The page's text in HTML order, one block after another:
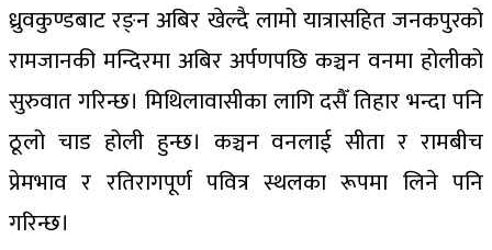
ध्रुवकुण्डबाट रङ्न अबिर खेल्दै लामो यात्रासहित जनकपुरको
रामजानकी मन्दिरमा अबिर अर्पणपछि कञ्चन वनमा होलीको
सुरुवात गरिन्छ। मिथिलावासीका लागि दसैँ तिहार भन्दा पनि
ठूलो चाड होली हुन्छ। कञ्चन वनलाई सीता र रामबीच
प्रेमभाव र रतिरागपूर्ण पवित्र स्थलका रूपमा लिने पनि
गरिन्छ।